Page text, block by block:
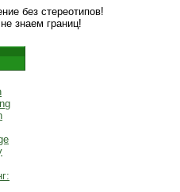
без стереотипов!
знаем границ!